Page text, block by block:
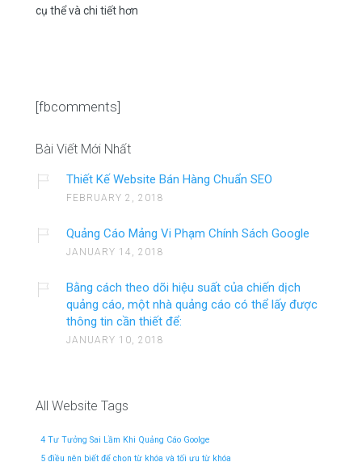
cụ thể và chi tiết hơn
[fbcomments]
Bài Viết Mới Nhất
Thiết Kế Website Bán Hàng Chuẩn SEO
FEBRUARY 2, 2018
Quảng Cáo Mảng Vi Phạm Chính Sách Google
JANUARY 14, 2018
Bằng cách theo dõi hiệu suất của chiến dịch
quảng cáo, một nhà quảng cáo có thể lấy được
thông tin cần thiết để:
JANUARY 10, 2018
All Website Tags
4 Tư Tưởng Sai Lầm Khi Quảng Cáo Goolge
5 điều nên biết để chọn từ khóa và tối ưu từ khóa